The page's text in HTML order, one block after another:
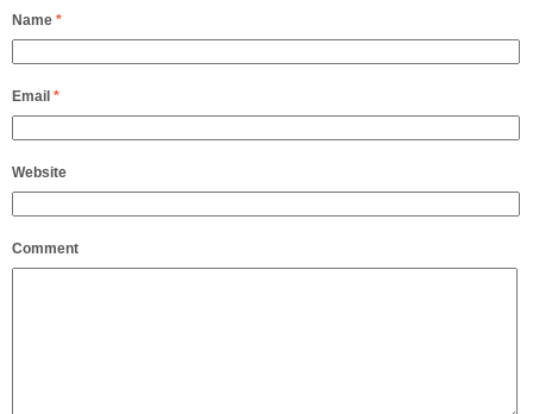
Name *
Email *
Website
Comment